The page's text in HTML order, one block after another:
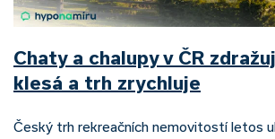
Chaty a chalupy v ČR
klesá a trh zrychluje
Český trh rekreačních nemovitostí letos